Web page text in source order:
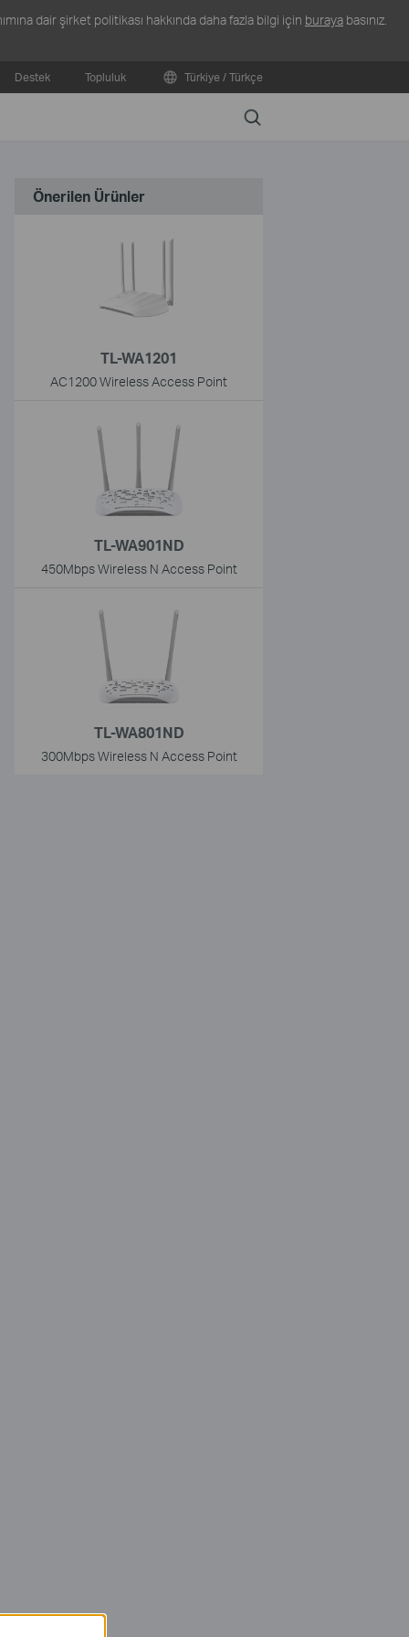
dair şirket politikası hakkında daha fazla bilgi için buraya basınız.
Destek Topluluk Türkiye / Türkçe
Search
Önerilen Ürünler
TL-WA1201
AC1200 Wireless Access Point
TL-WA901ND
450Mbps Wireless N Access Point
TL-WA801ND
300Mbps Wireless N Access Point